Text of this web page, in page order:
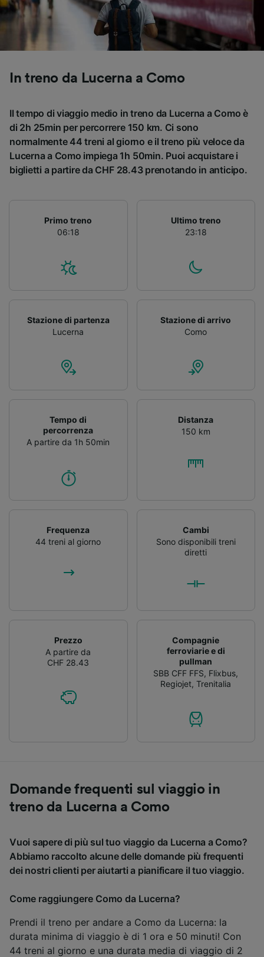
In treno da Lucerna a Como
Il tempo di viaggio medio in treno da Lucerna a Como è
di 2h 25min per percorrere 150 km. Ci sono
normalmente 44 treni al giorno e il treno più veloce da
Lucerna a Como impiega 1h 50min. Puoi acquistare i
biglietti a partire da CHF 28.43 prenotando in anticipo.
Primo treno
06:18
Ultimo treno
23:18
Stazione di partenza
Lucerna
Stazione di arrivo
Como
Tempo di
percorrenza
A partire da 1h 50min
Distanza
150 km
Frequenza
44 treni al giorno
Cambi
Sono disponibili treni
diretti
Prezzo
A partire da
CHF 28.43
Compagnie
ferroviarie e di
pullman
SBB CFF FFS, Flixbus,
Regiojet,Trenitalia
Domande frequenti sul viaggio in
treno da Lucerna a Como
Vuoi sapere di più sul tuo viaggio da Lucerna a Como?
Abbiamo raccolto alcune delle domande più frequenti
dei nostri clienti per aiutarti a pianificare il tuo viaggio.
Come raggiungere Como da Lucerna?
Prendi il treno per andare a Como da Lucerna: la
durata minima di viaggio è di 1 ora e 50 minuti! Con
44 treni al giorno e una durata media di viaggio di 2
Utilizzare dati di geolocalizzazione precisi.
Scansione attiva delle caratteristiche del
dispositivo ai fini dell’identificazione.
Archiviare informazioni su dispositivo e/o
personalizzati, misurazione delle prestazioni
dei contenuti e degli annunci, ricerche sul
Elenco dei partner (fornitori)